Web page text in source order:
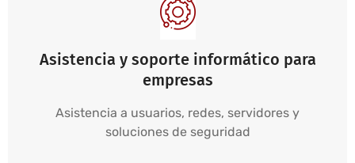
Asistencia y soporte informático para
empresas
Asistencia a usuarios, redes, servidores y
soluciones de seguridad